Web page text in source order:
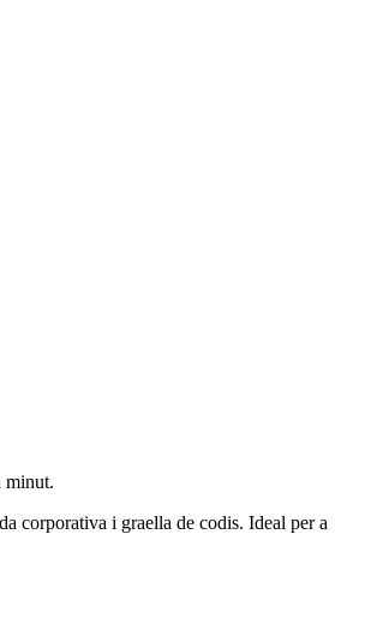
minut.
corporativa i graella de codis. Ideal per a